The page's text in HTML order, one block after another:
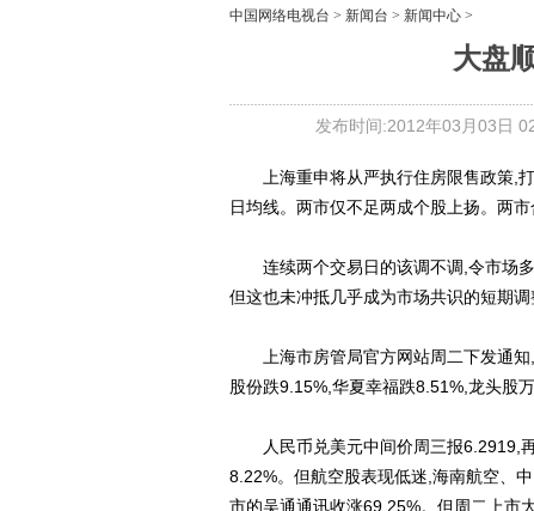
中国网络电视台 > 新闻台 > 新闻中心 >
大盘
发布时间:2012年03月03日
上海重申将从严执行住房限售政策,打
日均线。两市仅不足两成个股上扬。两
连续两个交易日的该调不调,令市场多
但这也未冲抵几乎成为市场共识的短期
上海市房管局官方网站周二下发通知,
股份跌9.15%,华夏幸福跌8.51%,龙头股万
人民币兑美元中间价周三报6.2919,再
8.22%。但航空股表现低迷,海南航空、
市的吴通通讯收涨69.25%。但周二上市